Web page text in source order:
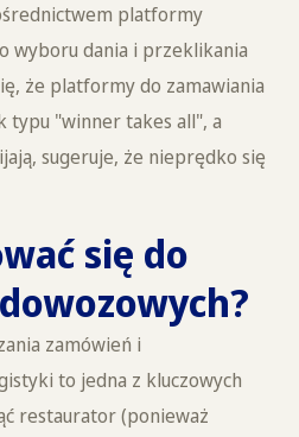
platformy
wyboru dania i przeklikania
że platformy do zamawiania
typu "winner takes all", a
sugeruje, że nieprędko się
się do
zamówień i
to jedna z kluczowych
restaurator (ponieważ